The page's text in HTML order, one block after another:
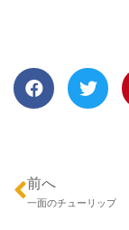
前へ
一面のチューリップ